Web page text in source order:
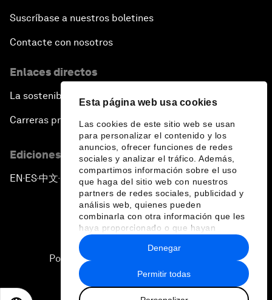
Esta página web usa cookies
Las cookies de este sitio web se usan
para personalizar el contenido y los
anuncios, ofrecer funciones de redes
sociales y analizar el tráfico. Además,
compartimos información sobre el uso
que haga del sitio web con nuestros
partners de redes sociales, publicidad y
análisis web, quienes pueden
combinarla con otra información que les
haya proporcionado o que hayan
recopilado a partir del uso que haya
hecho de sus servicios.
Permitir todas
Denegar
Suscríbase a nuestros boletines
Contacte con nosotros
Enlaces directos
La sostenibilidad en el Foro
Carreras profesionales
Ediciones en otros idiomas
EN ▪ES▪中文▪ 日本語
Política de privacidad y normas de uso
Sitemap